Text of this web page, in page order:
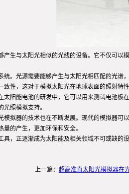
产生与太阳光相似的光线的设备。它不仅可
统。光源需要能够产生与太阳光相匹配的光
性，这对于模拟太阳光在地球表面的照射特性
阳能电池的研发中，它可以用来测试电池
照模拟支持。
模拟器的技术也在不断发展。现代的模拟器
的产生，更加环保和安全。
具，正逐渐成为太阳能及相关领域不可或缺
上一篇： 超高准直太阳光模拟器在